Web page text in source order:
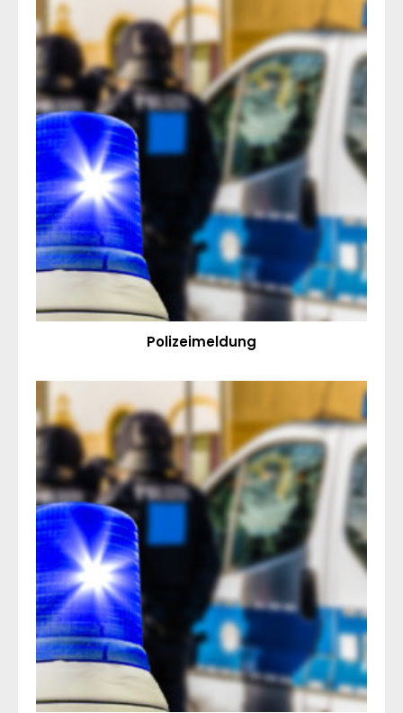
Polizeimeldung